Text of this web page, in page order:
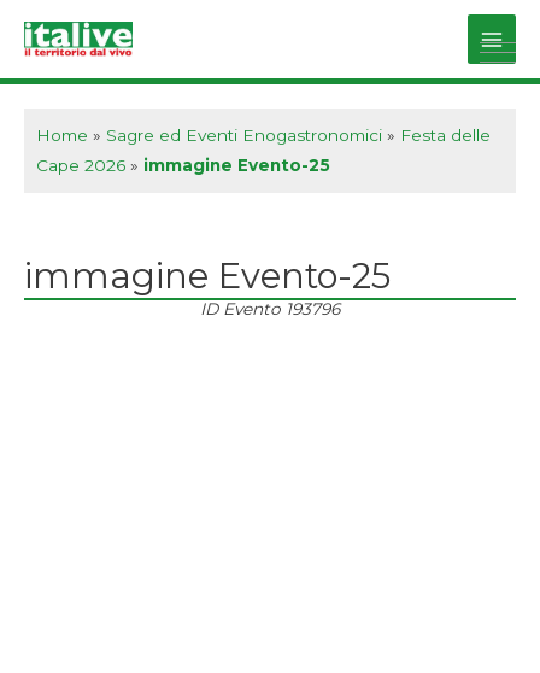
Main
Home » Sagre ed Eventi Enogastronomici » Festa delle
Cape 2026 » immagine Evento-25
immagine Evento-25
ID Evento 193796